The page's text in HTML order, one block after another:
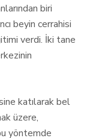
biri
beyin cerrahisi
verdi. İki tane
katılarak bel
üzere,
yöntemde